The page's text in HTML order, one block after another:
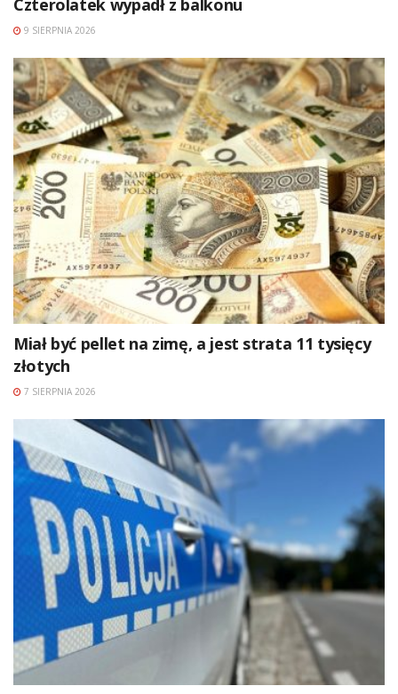
Czterolatek wypadł z balkonu
9 SIERPNIA 2026
Miał być pellet na zimę, a jest strata 11 tysięcy
złotych
7 SIERPNIA 2026